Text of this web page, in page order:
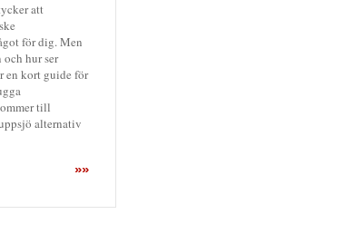
att
för dig. Men
hur ser
en kort guide för
till
alternativ
»»